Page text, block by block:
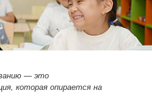
— это
которая опирается на